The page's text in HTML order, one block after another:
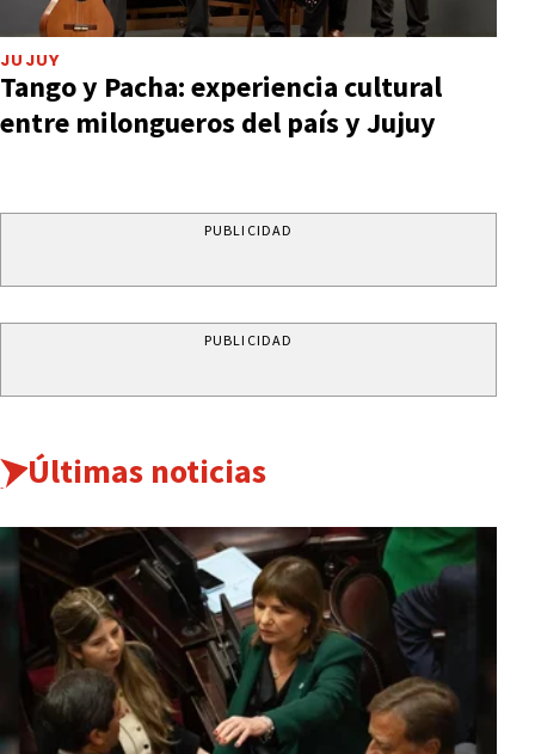
JUJUY
Tango y Pacha: experiencia cultural
entre milongueros del país y Jujuy
PUBLICIDAD
PUBLICIDAD
Últimas noticias